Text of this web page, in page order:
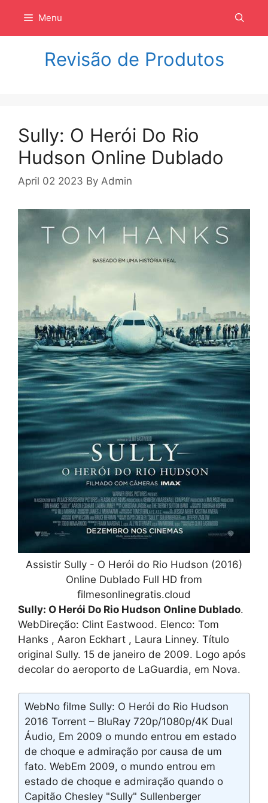
isi
Menu
Revisão de Produtos
Sully: O Herói Do Rio
Hudson Online Dublado
April 02 2023 By Admin
Assistir Sully - O Herói do Rio Hudson (2016)
Online Dublado Full HD from
filmesonlinegratis.cloud
Sully: O Herói Do Rio Hudson Online Dublado.
WebDireção: Clint Eastwood. Elenco: Tom
Hanks , Aaron Eckhart , Laura Linney. Título
original Sully. 15 de janeiro de 2009. Logo após
decolar do aeroporto de LaGuardia, em Nova.
WebNo filme Sully: O Herói do Rio Hudson
2016 Torrent – BluRay 720p/1080p/4K Dual
Áudio, Em 2009 o mundo entrou em estado
de choque e admiração por causa de um
fato. WebEm 2009, o mundo entrou em
estado de choque e admiração quando o
Capitão Chesley "Sully" Sullenberger